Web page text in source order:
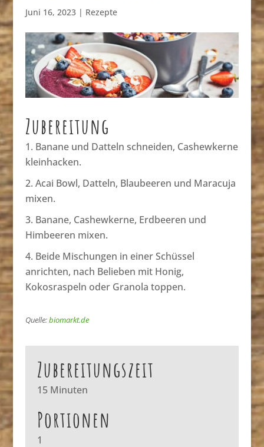
Juni 16, 2023| Rezepte
Zubereitung
Banane und Datteln schneiden, Cashewkerne
kleinhacken.
Acai Bowl, Datteln, Blaubeeren und Maracuja
mixen.
Banane, Cashewkerne, Erdbeeren und
Himbeeren mixen.
Beide Mischungen in einer Schüssel
anrichten, nach Belieben mit Honig,
Kokosraspeln oder Granola toppen.
Quelle:biomarkt.de
Zubereitungszeit
15 Minuten
Portionen
1